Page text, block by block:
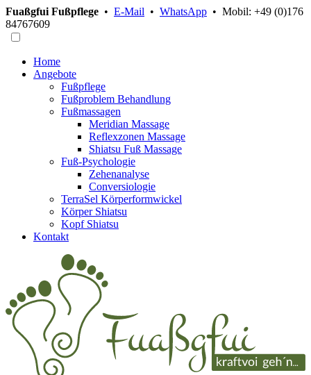
Fuaßgfui Fußpflege • E-Mail • WhatsApp • Mobil: +49 (0)176
84767609
Home
Angebote
Fußpflege
Fußproblem Behandlung
Fußmassagen
Meridian Massage
Reflexzonen Massage
Shiatsu Fuß Massage
Fuß-Psychologie
Zehenanalyse
Conversiologie
TerraSel Körperformwickel
Körper Shiatsu
Kopf Shiatsu
Kontakt